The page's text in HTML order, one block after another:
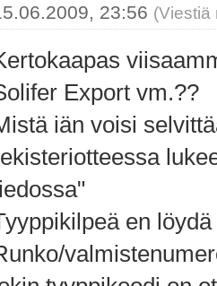
23:56 (Viestiä
Export vm.??
iän voisi
en